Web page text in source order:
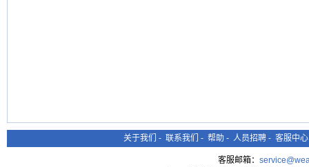
关于我们 - 联系我们 - 帮助 - 人员招聘 - 客服中心
客服邮箱：